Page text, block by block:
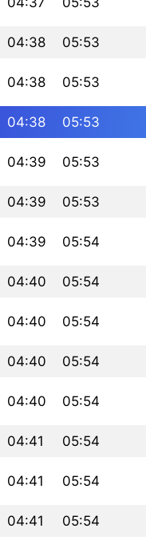
04:38 05:53
04:38 05:53
04:38 05:53
04:39 05:53
04:39 05:53
04:39 05:54
04:40 05:54
04:40 05:54
04:40 05:54
04:40 05:54
04:41 05:54
04:41 05:54
04:41 05:54